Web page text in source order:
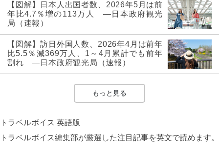
【図解】日本人出国者数、2026年5月は前
年比4.7％増の113万人 ―日本政府観光
局（速報）
【図解】訪日外国人数、2026年4月は前年
比5.5％減369万人、1～4月累計でも前年
割れ ―日本政府観光局（速報）
もっと見る
トラベルボイス 英語版
トラベルボイス編集部が厳選した注目記事を英文で読めます。